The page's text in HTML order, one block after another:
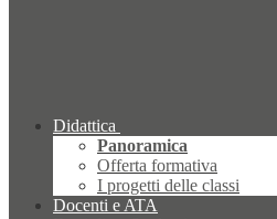
Didattica
Panoramica
Offerta formativa
I progetti delle classi
Docenti e ATA